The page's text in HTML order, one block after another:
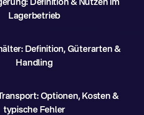
Definition & Nutzen im
Lagerbetrieb
Definition, Güterarten &
Handling
Optionen, Kosten &
typische Fehler